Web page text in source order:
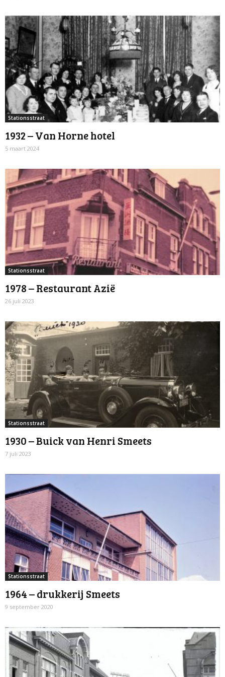
Stationsstraat
1932 – Van Horne hotel
5 maart 2024
Stationsstraat
1978 – Restaurant Azië
26 juli 2023
Stationsstraat
1930 – Buick van Henri Smeets
7 juli 2023
Stationsstraat
1964 – drukkerij Smeets
9 september 2020